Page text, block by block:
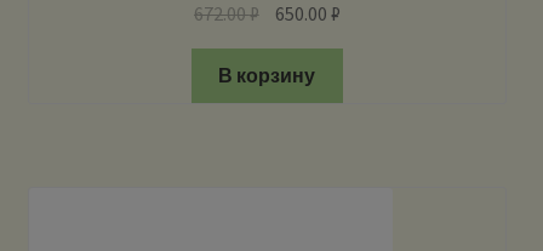
672.00₽ 650.00 ₽
В корзину